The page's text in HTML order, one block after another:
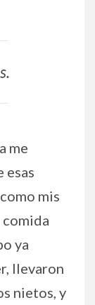
me
esas
mis
comida
ya
llevaron
nietos, y